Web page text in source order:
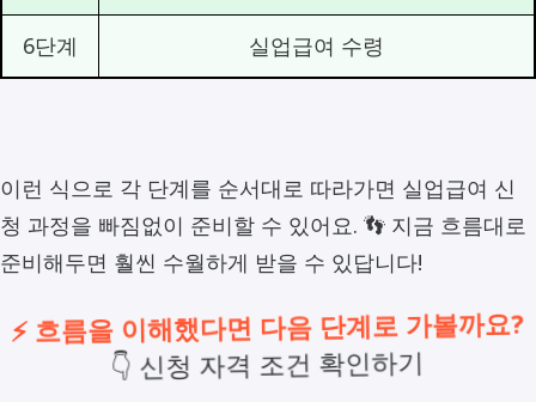
6단계 실업급여 수령
이런 식으로 각 단계를 순서대로 따라가면 실업급여 신
청 과정을 빠짐없이 준비할 수 있어요. 👣 지금 흐름대로
준비해두면 훨씬 수월하게 받을 수 있답니다!
⚡ 흐름을 이해했다면 다음 단계로 가볼까요?
👇 신청 자격 조건 확인하기